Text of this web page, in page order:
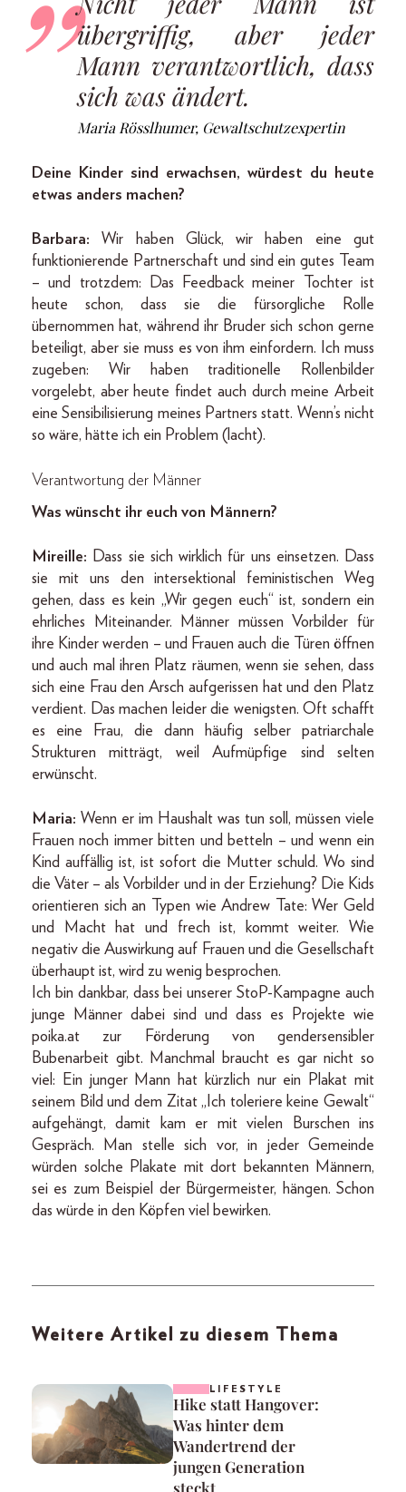
übergriffig, aber jeder
Mann verantwortlich, dass
sich was ändert.
Maria Rösslhumer, Gewaltschutzexpertin
Deine Kinder sind erwachsen, würdest du heute
etwas anders machen?
Barbara: Wir haben Glück, wir haben eine gut
funktionierende Partnerschaft und sind ein gutes Team
– und trotzdem: Das Feedback meiner Tochter ist
heute schon, dass sie die fürsorgliche Rolle
übernommen hat, während ihr Bruder sich schon gerne
beteiligt, aber sie muss es von ihm einfordern. Ich muss
zugeben: Wir haben traditionelle Rollenbilder
vorgelebt, aber heute findet auch durch meine Arbeit
eine Sensibilisierung meines Partners statt. Wenn’s nicht
so wäre, hätte ich ein Problem (lacht).
Verantwortung der Männer
Was wünscht ihr euch von Männern?
Mireille: Dass sie sich wirklich für uns einsetzen. Dass
sie mit uns den intersektional feministischen Weg
gehen, dass es kein „Wir gegen euch“ ist, sondern ein
ehrliches Miteinander. Männer müssen Vorbilder für
ihre Kinder werden – und Frauen auch die Türen öffnen
und auch mal ihren Platz räumen, wenn sie sehen, dass
sich eine Frau den Arsch aufgerissen hat und den Platz
verdient. Das machen leider die wenigsten. Oft schafft
es eine Frau, die dann häufig selber patriarchale
Strukturen mitträgt, weil Aufmüpfige sind selten
erwünscht.
Maria: Wenn er im Haushalt was tun soll, müssen viele
Frauen noch immer bitten und betteln – und wenn ein
Kind auffällig ist, ist sofort die Mutter schuld. Wo sind
die Väter – als Vorbilder und in der Erziehung? Die Kids
orientieren sich an Typen wie Andrew Tate: Wer Geld
und Macht hat und frech ist, kommt weiter. Wie
negativ die Auswirkung auf Frauen und die Gesellschaft
überhaupt ist, wird zu wenig besprochen.
Ich bin dankbar, dass bei unserer StoP-Kampagne auch
junge Männer dabei sind und dass es Projekte wie
poika.at zur Förderung von gendersensibler
Bubenarbeit gibt. Manchmal braucht es gar nicht so
viel: Ein junger Mann hat kürzlich nur ein Plakat mit
seinem Bild und dem Zitat „Ich toleriere keine Gewalt“
aufgehängt, damit kam er mit vielen Burschen ins
Gespräch. Man stelle sich vor, in jeder Gemeinde
würden solche Plakate mit dort bekannten Männern,
sei es zum Beispiel der Bürgermeister, hängen. Schon
das würde in den Köpfen viel bewirken.
Weitere Artikel zu diesem Thema
LIFESTYLE
Hike statt Hangover:
Was hinter dem
Wandertrend der
jungen Generation
steckt